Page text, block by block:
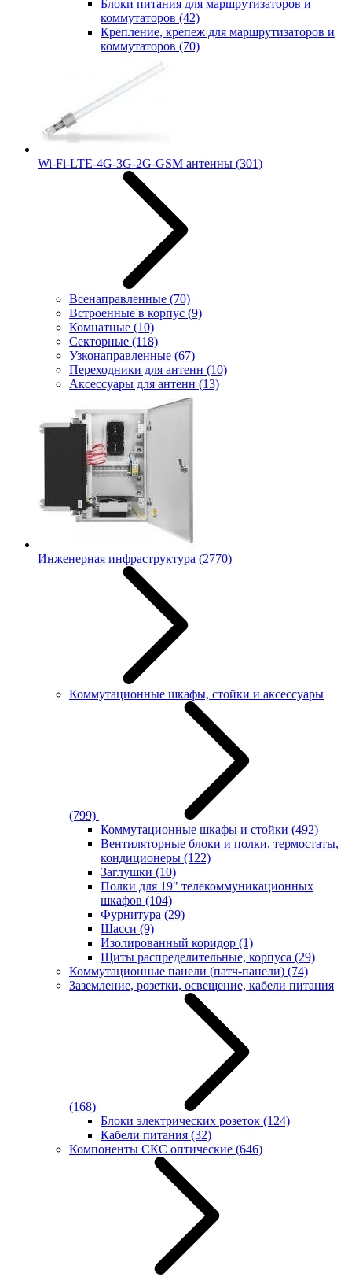
Блоки питания для маршрутизаторов и
коммутаторов (42)
Крепление, крепеж для маршрутизаторов и
коммутаторов (70)
Wi-Fi-LTE-4G-3G-2G-GSM антенны (301)
Всенаправленные (70)
Встроенные в корпус (9)
Комнатные (10)
Секторные (118)
Узконаправленные (67)
Переходники для антенн (10)
Аксессуары для антенн (13)
Инженерная инфраструктура (2770)
Коммутационные шкафы, стойки и аксессуары
(799)
Коммутационные шкафы и стойки (492)
Вентиляторные блоки и полки, термостаты,
кондиционеры (122)
Заглушки (10)
Полки для 19" телекоммуникационных
шкафов (104)
Фурнитура (29)
Шасси (9)
Изолированный коридор (1)
Щиты распределительные, корпуса (29)
Коммутационные панели (патч-панели) (74)
Заземление, розетки, освещение, кабели питания
(168)
Блоки электрических розеток (124)
Кабели питания (32)
Компоненты СКС оптические (646)